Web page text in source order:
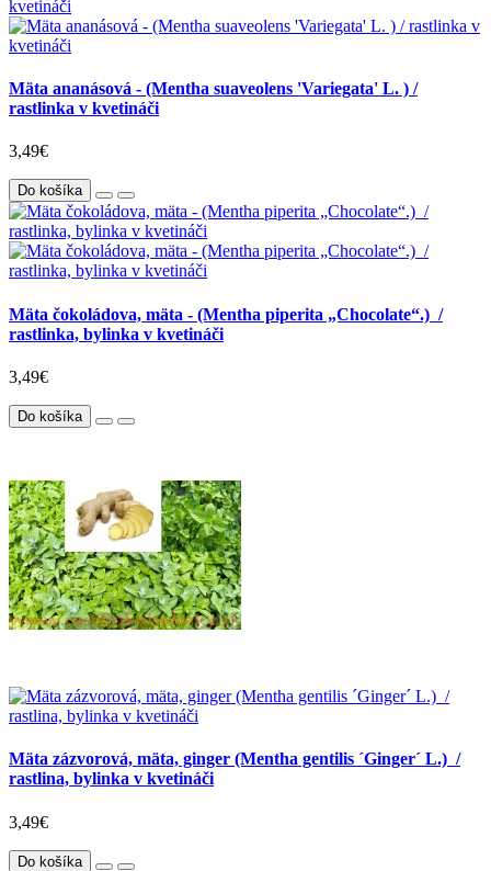
Mäta ananásová - (Mentha suaveolens 'Variegata' L. ) /
rastlinka v kvetináči
3,49€
Do košíka
Mäta čokoládova, mäta - (Mentha piperita „Chocolate“.) /
rastlinka, bylinka v kvetináči
3,49€
Do košíka
Mäta zázvorová, mäta, ginger (Mentha gentilis ´Ginger´ L.) /
rastlina, bylinka v kvetináči
3,49€
Do košíka